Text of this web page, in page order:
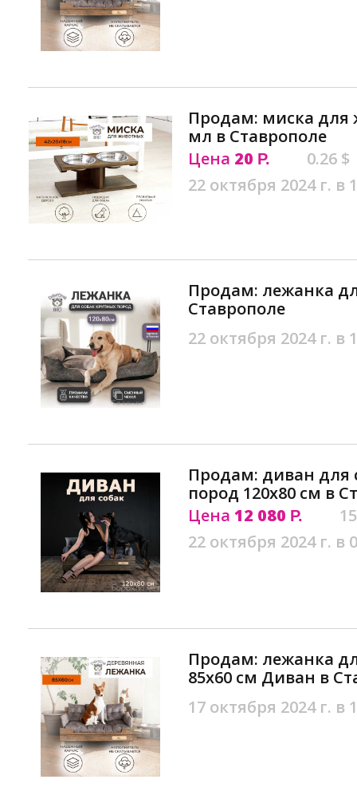
Продам: миска для
мл в Ставрополе
Цена 20 Р.
0.26 $
22 октября 2024 г. в
Продам: лежанка
Ставрополе
22 октября 2024 г. в
Продам: диван для
пород 120х80 см в
Цена 12 080 Р.
22 октября 2024 г. в
Продам: лежанка
85х60 см Диван в
17 октября 2024 г. в